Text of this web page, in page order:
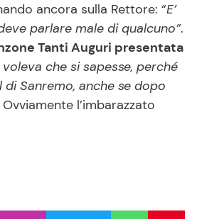
ancora sulla Rettore: “E’
parlare male di qualcuno”.
Tanti Auguri presentata
che si sapesse, perché
Sanremo, anche se dopo
Ovviamente l’imbarazzato